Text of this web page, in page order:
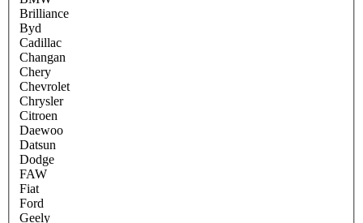
Brilliance
Byd
Cadillac
Changan
Chery
Chevrolet
Chrysler
Citroen
Daewoo
Datsun
Dodge
FAW
Fiat
Ford
Geely